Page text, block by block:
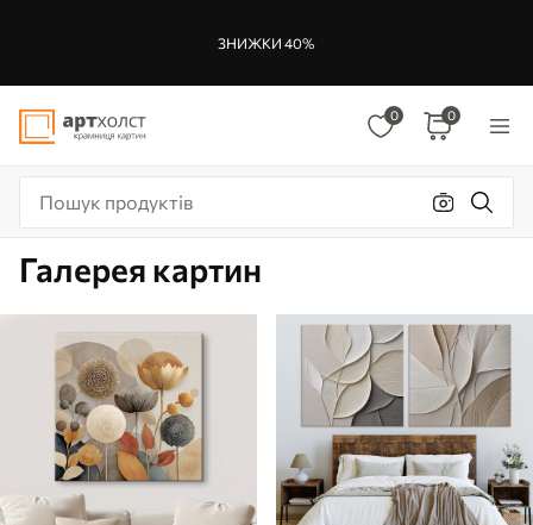
ЗНИЖКИ 40%
0 0
Галерея картин